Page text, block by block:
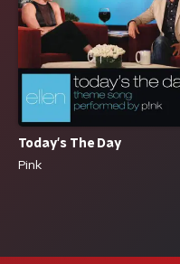
Today's The Day
Pink